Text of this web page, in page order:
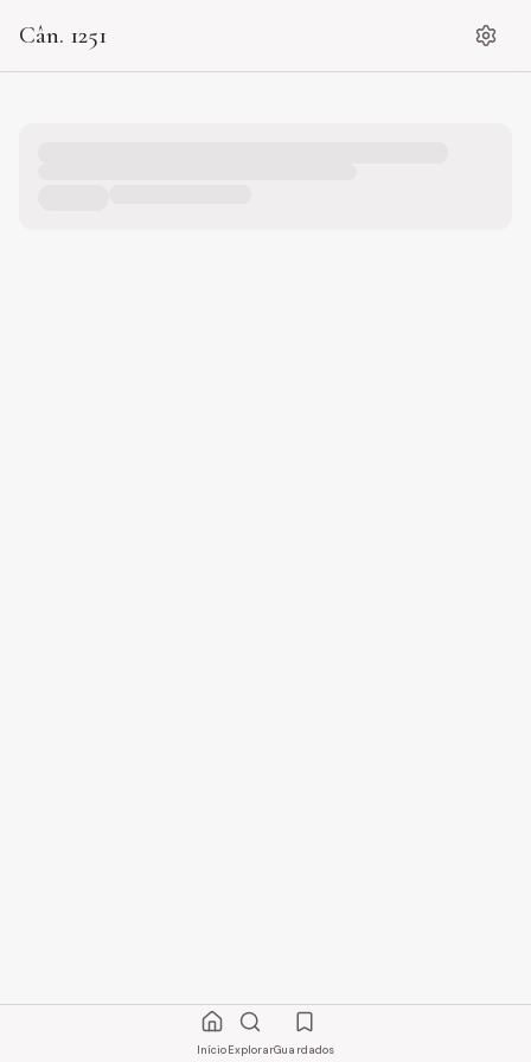
Cân. 1251
InícioExplorarGuardados